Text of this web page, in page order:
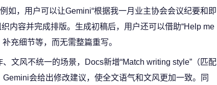
如，用户可以让Gemini“根据我一月业主协会会议纪要和即
内容并完成排版。生成初稿后，用户还可以借助“Help me
充细节等，而无需整篇重写。
文风不统一的场景，Docs新增“Match writing style”（匹配
Gemini会给出修改建议，使全文语气和文风更加一致。同